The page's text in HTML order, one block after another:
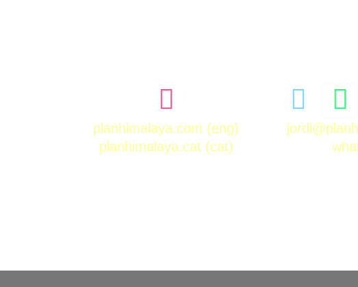
planhimalaya.com (eng)
planhimalaya.cat(cat)